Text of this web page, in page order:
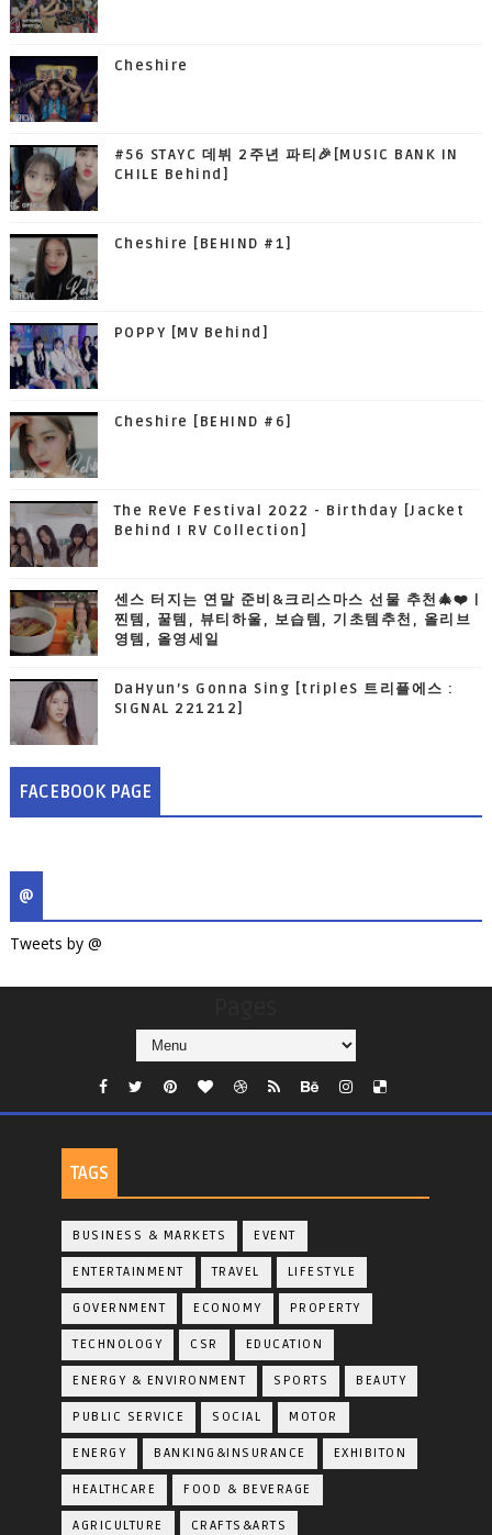
Cheshire
#56 STAYC 데뷔 2주년 파티🎉[MUSIC BANK IN
CHILE Behind]
Cheshire [BEHIND #1]
POPPY [MV Behind]
Cheshire [BEHIND #6]
The ReVe Festival 2022 - Birthday [Jacket
Behind I RV Collection]
센스 터지는 연말 준비&크리스마스 선물 추천🎄❤️ |
찐템, 꿀템, 뷰티하울, 보습템, 기초템추천, 올리브
영템, 올영세일
DaHyun’s Gonna Sing [tripleS 트리플에스 :
SIGNAL 221212]
FACEBOOK PAGE
@
Tweets by @
TAGS
BUSINESS & MARKETS EVENT
ENTERTAINMENT TRAVEL LIFESTYLE
GOVERNMENT ECONOMY PROPERTY
TECHNOLOGY CSR EDUCATION
ENERGY & ENVIRONMENT SPORTS BEAUTY
PUBLIC SERVICE SOCIAL MOTOR
ENERGY BANKING&INSURANCE EXHIBITON
HEALTHCARE FOOD & BEVERAGE
AGRICULTURE CRAFTS&ARTS